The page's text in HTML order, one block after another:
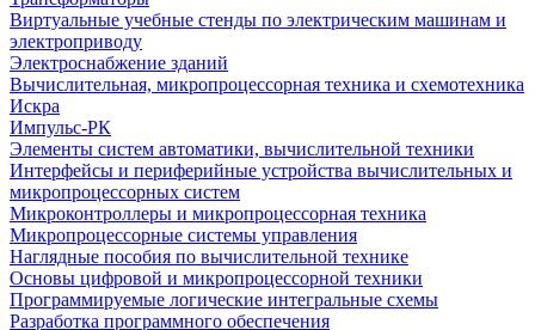
Виртуальные учебные стенды по электрическим машинам и
электроприводу
Электроснабжение зданий
Вычислительная, микропроцессорная техника и схемотехника
Искра
Импульс-РК
Элементы систем автоматики, вычислительной техники
Интерфейсы и периферийные устройства вычислительных и
микропроцессорных систем
Микроконтроллеры и микропроцессорная техника
Микропроцессорные системы управления
Наглядные пособия по вычислительной технике
Основы цифровой и микропроцессорной техники
Программируемые логические интегральные схемы
Разработка программного обеспечения